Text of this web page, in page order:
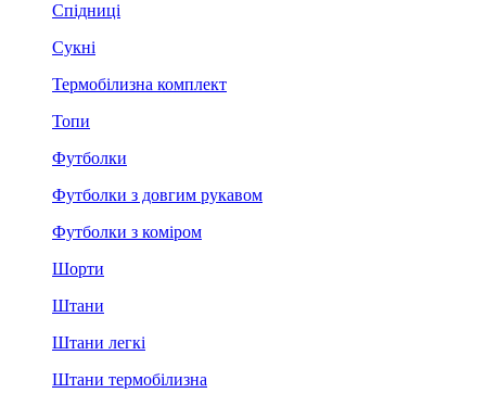
Спідниці
Сукні
Термобілизна комплект
Топи
Футболки
Футболки з довгим рукавом
Футболки з коміром
Шорти
Штани
Штани легкі
Штани термобілизна